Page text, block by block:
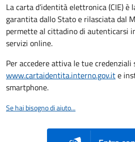
La carta d’identità elettronica (CIE) è
garantita dallo Stato e rilasciata dal
permette al cittadino di autenticarsi
servizi online.
Per accedere attiva le tue credenziali
www.cartaidentita.interno.gov.ite
smartphone.
Se hai bisogno di aiuto...